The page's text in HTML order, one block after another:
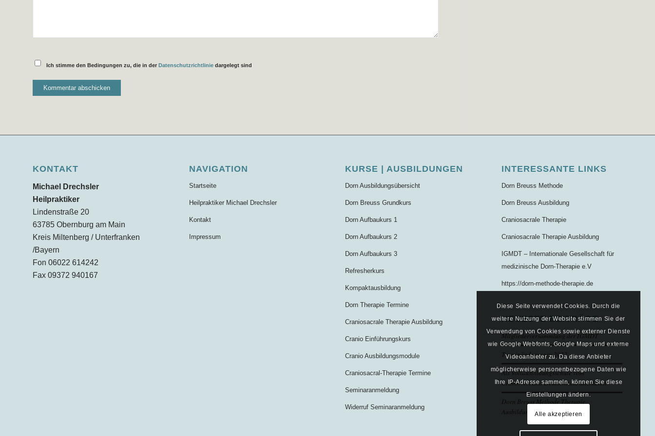
Ich stimme den Bedingungen zu, die in der Datenschutzrichtliniedargelegt sind
KONTAKT
Michael Drechsler
Heilpraktiker
Lindenstraße 20
63785 Obernburg am Main
Kreis Miltenberg / Unterfranken
/Bayern
Fon 06022 614242
Fax 09372 940167
NAVIGATION
Startseite
Heilpraktiker Michael Drechsler
Kontakt
Impressum
KURSE | AUSBILDUNGEN
Dorn Ausbildungsübersicht
Dorn Breuss Grundkurs
Dorn Aufbaukurs 1
Dorn Aufbaukurs 2
Dorn Aufbaukurs 3
Refresherkurs
Kompaktausbildung
Dorn Therapie Termine
Craniosacrale Therapie Ausbildung
Cranio Einführungskurs
Cranio Ausbildungsmodule
Craniosacral-Therapie Termine
Seminaranmeldung
Widerruf Seminaranmeldung
INTERESSANTE LINKS
Dorn Breuss Methode
Dorn Breuss Ausbildung
Craniosacrale Therapie
Craniosacrale Therapie Ausbildung
IGMDT – Internationale Gesellschaft für
medizinische Dorn-Therapie e.V
https://dorn-methode-therapie.de
NEUESTE BEITRÄGE
Mitgliederversammlung der IGMDT
Terminänderungen 2022
Als Vollausbildungsschule vom
Cranioverband Deutschland anerkannt
Dorn Breuss Methode Therapie
Ausbildungstermine 2020/21
Diese Seite verwendet Cookies. Durch die
weitere Nutzung der Website stimmen Sie der
Verwendung von Cookies sowie externer Dienste
wie Google Webfonts, Google Maps und externe
Videoanbieter zu. Da diese Anbieter
möglicherweise personenbezogene Daten wie
Ihre IP-Adresse sammeln, können Sie diese
Einstellungen ändern.
Alle akzeptieren